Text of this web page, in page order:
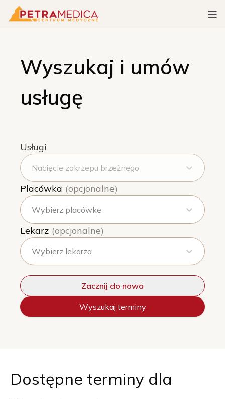
Wyszukaj i umów
usługę
Usługi
Nacięcie zakrzepu brzeżnego
Placówka (opcjonalne)
Wybierz placówkę
Lekarz (opcjonalne)
Wybierz lekarza
Zacznij do nowa
Wyszukaj terminy
Dostępne terminy dla